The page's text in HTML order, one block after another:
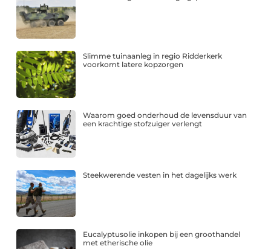
Slimme tuinaanleg in regio Ridderkerk
voorkomt latere kopzorgen
Waarom goed onderhoud de levensduur van
een krachtige stofzuiger verlengt
Steekwerende vesten in het dagelijks werk
Eucalyptusolie inkopen bij een groothandel
met etherische olie